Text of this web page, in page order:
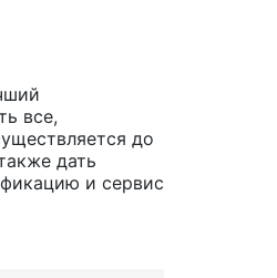
все,
до
дать
и сервис